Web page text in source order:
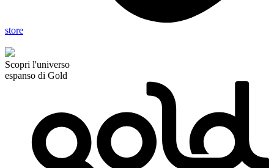
store
Scopri l'universo
espanso di Gold